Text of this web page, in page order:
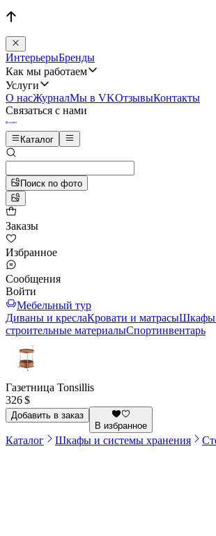
ИнтерьерыБренды
Как мы работаем
Услуги
О насЖурналМы в VKОтзывыКонтакты
Связаться с нами
Каталог
Поиск по фото
Заказы
Избранное
Сообщения
Войти
Мебельный тур
Диваны и креслаКровати и матрасыШкафы
строительные материалыСпортинвентарь
Газетница Tonsillis
326 $
Добавить в заказ
В избранное
Каталог Шкафы и системы хранения